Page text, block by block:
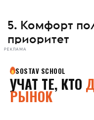
5. Комфорт
приоритет
РЕКЛАМА